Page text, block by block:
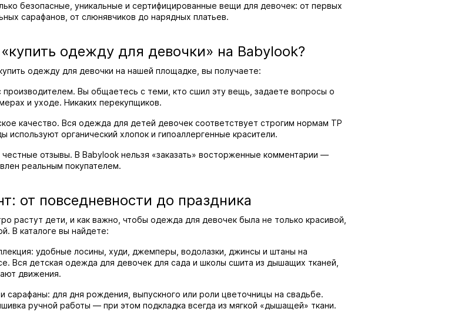
безопасные, уникальные и сертифицированные вещи для девочек: от первых
сарафанов, от слюнявчиков до нарядных платьев.
одежду для девочки» на Babylook?
одежду для девочки на нашей площадке, вы получаете:
производителем. Вы общаетесь с теми, кто сшил эту вещь, задаете вопросы о
и уходе. Никаких перекупщиков.
качество. Вся одежда для детей девочек соответствует строгим нормам ТР
используют органический хлопок и гипоаллергенные красители.
отзывы. В Babylook нельзя «заказать» восторженные комментарии —
реальным покупателем.
от повседневности до праздника
растут дети, и как важно, чтобы одежда для девочек была не только красивой,
В каталоге вы найдете:
удобные лосины, худи, джемперы, водолазки, джинсы и штаны на
Вся детская одежда для девочек для сада и школы сшита из дышащих тканей,
движения.
сарафаны: для дня рождения, выпускного или роли цветочницы на свадьбе.
ручной работы — при этом подкладка всегда из мягкой «дышащей» ткани.